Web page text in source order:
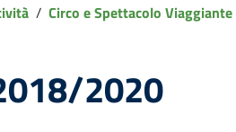
/ Circo e Spettacolo Viaggiante
2020